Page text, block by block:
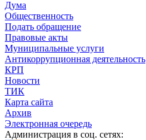
Дума
Общественность
Подать обращение
Правовые акты
Муниципальные услуги
Антикоррупционная деятельность
КРП
Новости
ТИК
Карта сайта
Архив
Электронная очередь
Администрация в соц. сетях: